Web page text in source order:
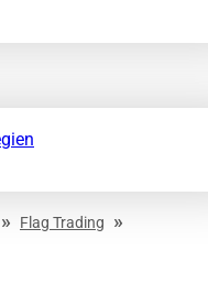
» Flag Trading »